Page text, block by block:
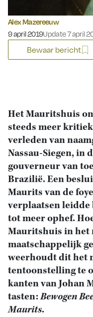
Alex Mazereeuw
Gepubliceerd op:
9 april 2019Update 7 april
Bewaar bericht
Het Mauritshuis
steeds meer
verleden van
Nassau-Siegen, in
gouverneur van
Brazilië. Een
Maurits van de
verplaatsen leidde
tot meer ophef.
Mauritshuis in het
maatschappelijk
weerhoudt dit het
tentoonstelling te
kanten van Johan
tasten:Bewogen
Maurits.